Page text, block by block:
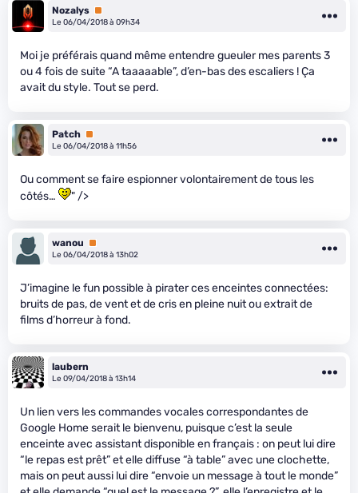
Nozalys Premium
Le 06/04/2018 à 09h34
Moi je préférais quand même entendre gueuler mes parents 3
ou 4 fois de suite “A taaaaable”, d’en-bas des escaliers ! Ça
avait du style. Tout se perd.
Patch Premium
Le 06/04/2018 à 11h56
Ou comment se faire espionner volontairement de tous les
côtés…
" />
wanou
Premium
Le 06/04/2018 à 13h02
J’imagine le fun possible à pirater ces enceintes connectées:
bruits de pas, de vent et de cris en pleine nuit ou extrait de
films d’horreur à fond.
laubern
Le 09/04/2018 à 13h14
Un lien vers les commandes vocales correspondantes de
Google Home serait le bienvenu, puisque c’est la seule
enceinte avec assistant disponible en français : on peut lui dire
“le repas est prêt” et elle diffuse “à table” avec une clochette,
mais on peut aussi lui dire “envoie un message à tout le monde”